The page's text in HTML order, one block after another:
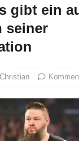
gibt ein
seiner
Christian